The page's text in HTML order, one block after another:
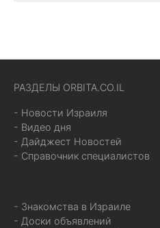
РАЗДЕЛЫ ORBITA.CO.IL
- Новости Израиля
- Видео дня
- Дайджест Новостей
- Справочник специалистов
- Знакомства в Израиле
- Доски объявлений